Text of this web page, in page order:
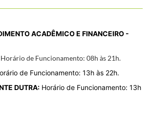
ACADÊMICO E FINANCEIRO -
Horário de Funcionamento: 08h às 21h.
de Funcionamento: 13h às 22h.
DUTRA: Horário de Funcionamento: 13h